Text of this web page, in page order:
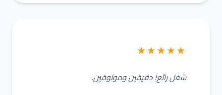
★★★★★
شغل رائع! دقيقين وموثوقين.